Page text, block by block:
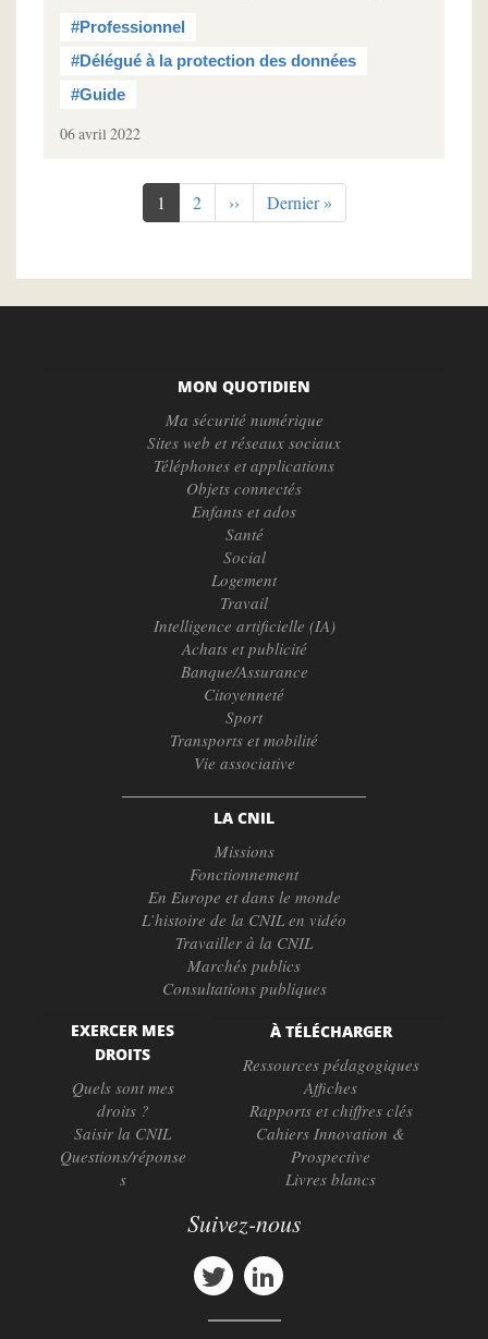
#Professionnel
#Délégué à la protection des données
#Guide
06 avril 2022
Page
courante
1 Page
2
Page
suivante
››
Dernière
page
Dernier »
MON QUOTIDIEN
Ma sécurité numérique
Sites web et réseaux sociaux
Téléphones et applications
Objets connectés
Enfants et ados
Santé
Social
Logement
Travail
Intelligence artificielle (IA)
Achats et publicité
Banque/Assurance
Citoyenneté
Sport
Transports et mobilité
Vie associative
LA CNIL
Missions
Fonctionnement
En Europe et dans le monde
L’histoire de la CNIL en vidéo
Travailler à la CNIL
Marchés publics
Consultations publiques
EXERCER MES
DROITS
Quels sont mes
droits ?
Saisir la CNIL
Questions/réponse
s
À TÉLÉCHARGER
Ressources pédagogiques
Affiches
Rapports et chiffres clés
Cahiers Innovation &
Prospective
Livres blancs
Suivez-nous